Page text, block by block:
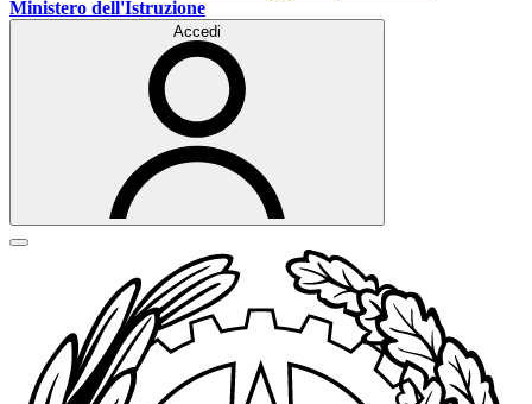
Ministero dell'Istruzione
Accedi